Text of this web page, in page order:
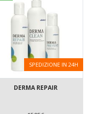
SPEDIZIONE IN 24H
DERMA REPAIR